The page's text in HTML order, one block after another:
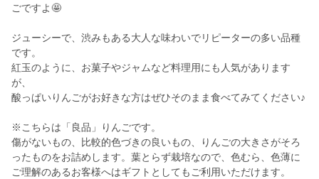
ごですよ🤩
ジューシーで、渋みもある大人な味わいでリピーターの多い品種
です。
紅玉のように、お菓子やジャムなど料理用にも人気があります
が、
酸っぱいりんごがお好きな方はぜひそのまま食べてみてください♪
※こちらは「良品」りんごです。
傷がないもの、比較的色づきの良いもの、りんごの大きさがそろ
ったものをお詰めします。葉とらず栽培なので、色むら、色薄に
ご理解のあるお客様へはギフトとしてもご利用いただけます。